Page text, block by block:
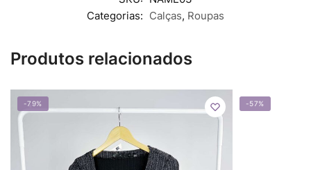
Categorias: Calças, Roupas
Produtos relacionados
-79% -57%